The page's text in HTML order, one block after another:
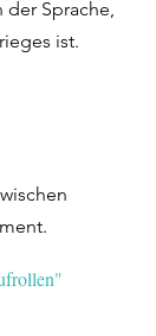
der Sprache,
ist.